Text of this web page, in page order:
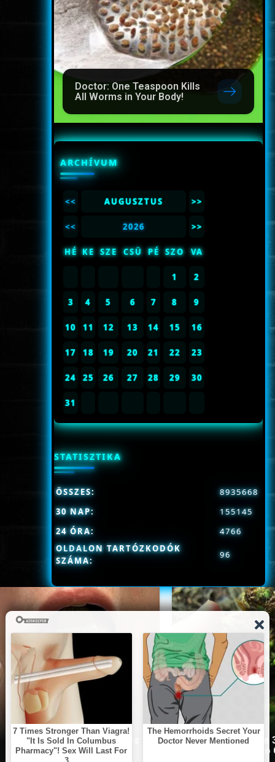
Doctor: One Teaspoon Kills
All Worms in Your Body!
ARCHÍVUM
<< AUGUSZTUS >>
<< 2026 >>
HÉ KE SZE CSÜ PÉ SZO VA
1 2
3 4 5 6 7 8 9
10 11 12 13 14 15 16
17 18 19 20 21 22 23
24 25 26 27 28 29 30
31
STATISZTIKA
OLDALON TARTÓZKODÓK
SZÁMA:
96
ÖSSZES:
8935668
30 NAP:
155145
24 ÓRA:
4766
This Simple Trick Removes
All Parasites From Your
Stop Eating These
That Are Known to